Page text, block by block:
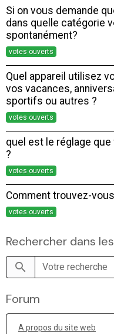
Si on vous demande
dans quelle catégorie
spontanément?
votes ouverts
Quel appareil utilisez
vos vacances,
sportifs ou autres ?
votes ouverts
quel est le réglage
?
votes ouverts
Comment trouvez-
votes ouverts
Rechercher dans
Forum
A propos du site web